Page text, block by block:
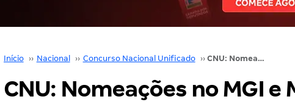
Início ›› Nacional ›› Concurso Nacional Unificado ›› CNU: Nomeações no MGI e MDIC e Retificação no Bloco 7
CNU: Nomeações no MGI e